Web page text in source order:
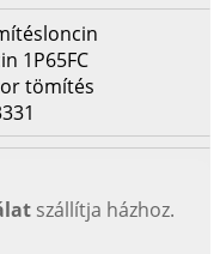
loncin
1P65FC
tömítés
szállítja házhoz.